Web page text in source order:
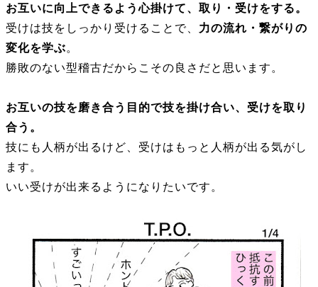
お互いに向上できるよう心掛けて、取り・受けをする。
受けは技をしっかり受けることで、 力の流れ・繋がりの
変化を学ぶ。
勝敗のない型稽古だからこその良さだと思います。
お互いの技を磨き合う目的で技を掛け合い、受けを取り
合う。
技にも人柄が出るけど、受けはもっと人柄が出る気がし
ます。
いい受けが出来るようになりたいです。